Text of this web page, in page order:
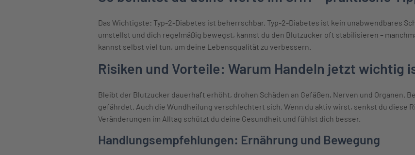
Das Wichtigste: Typ-2-Diabetes ist beherrschbar. Typ-2-Diabetes ist kein unabwendbares
umstellst und dich regelmäßig bewegst, kannst du den Blutzucker oft stabilisieren –
kannst selbst viel tun, um deine Lebensqualität zu verbessern.
Risiken und Vorteile: Warum Handeln jetzt wichtig
Bleibt der Blutzucker dauerhaft erhöht, drohen Schäden an Gefäßen, Nerven und Organen.
gefährdet. Auch die Wundheilung verschlechtert sich. Wenn du aktiv wirst, senkst du diese
Veränderungen im Alltag schützt du deine Gesundheit und fühlst dich besser.
Handlungsempfehlungen: Ernährung und Bewegung